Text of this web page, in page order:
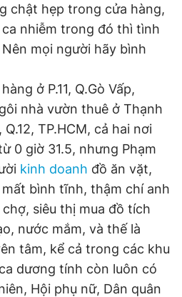
chật hẹp trong cửa hàng,
nhiễm trong đó thì tình
mọi người hãy bình
ở P.11, Q.Gò Vấp,
nhà vườn thuê ở Thạnh
TP.HCM, cả hai nơi
0 giờ 31.5, nhưng Phạm
kinh doanh đồ ăn vặt,
bình tĩnh, thậm chí anh
siêu thị mua đồ tích
nước mắm, và thế là
tâm, kể cả trong các khu
dương tính còn luôn có
Hội phụ nữ, Dân quân